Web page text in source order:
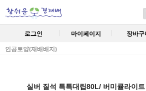
로그인 마이페이지 장바구
인공토양(재배배지)
실버 질석 특특대립80L/ 버미큘라이